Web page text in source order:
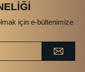
için e-bültenimize